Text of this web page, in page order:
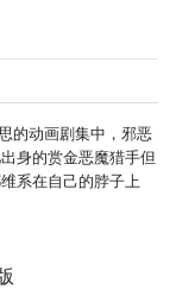
的动画剧集中，邪恶
身的赏金恶魔猎手但
系在自己的脖子上